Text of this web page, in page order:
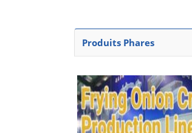
Produits Phares